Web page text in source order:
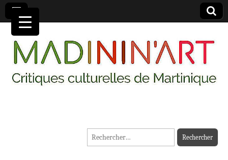
MADININ'ART
Rechercher :